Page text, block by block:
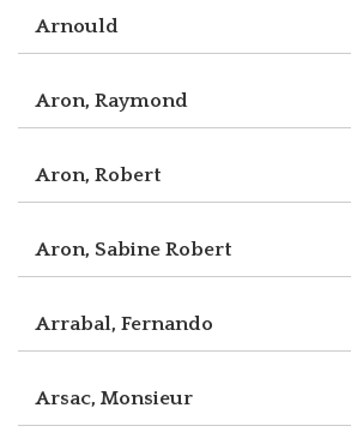
Arnould
Aron, Raymond
Aron, Robert
Aron, Sabine Robert
Arrabal, Fernando
Arsac, Monsieur